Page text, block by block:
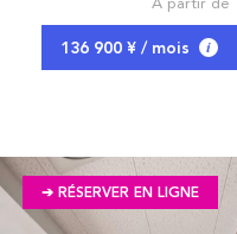
136 900 ¥ / mois
➔ RÉSERVER EN LIGNE